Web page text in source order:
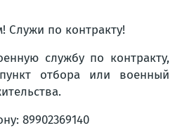
Служи по контракту!
службу по контракту,
отбора или военный
89902369140